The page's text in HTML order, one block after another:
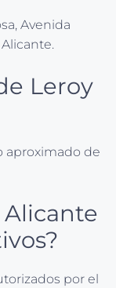
Avenida
Leroy
aproximado de
por el